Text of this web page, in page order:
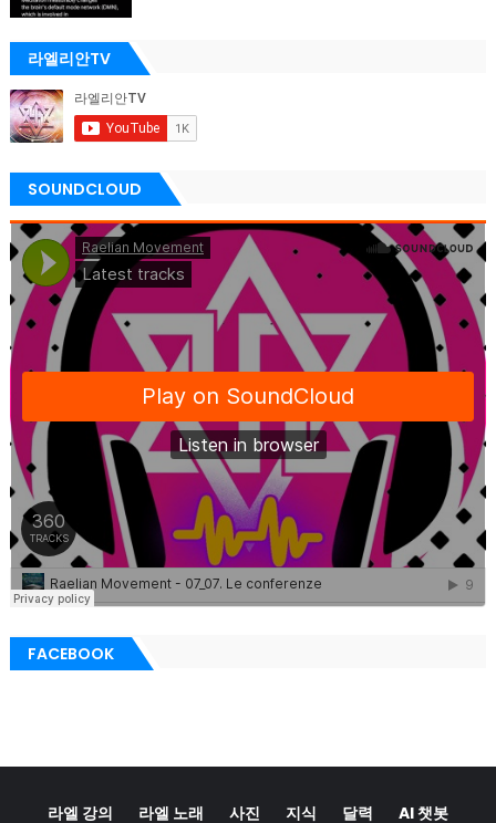
라엘리안TV
SOUNDCLOUD
FACEBOOK
라엘 강의 라엘 노래 사진 지식 달력 AI 챗봇